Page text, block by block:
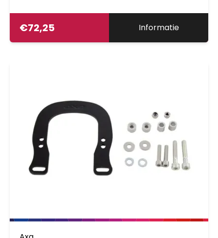
€72,25 Informatie